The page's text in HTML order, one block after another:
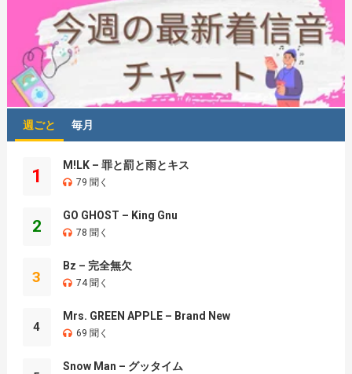
週ごと 毎月
1
M!LK – 罪と罰と雨とキス
79 聞く
2
GO GHOST – King Gnu
78 聞く
3
Bz – 完全無欠
74 聞く
4
Mrs. GREEN APPLE – Brand New
69 聞く
Snow Man – グッタイム